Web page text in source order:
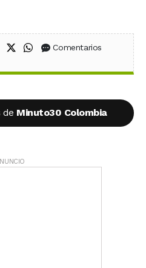
en Facebook
Compartir en X (Twitter)
Compartir en WhatsApp
Comentarios
de Minuto30 Colombia